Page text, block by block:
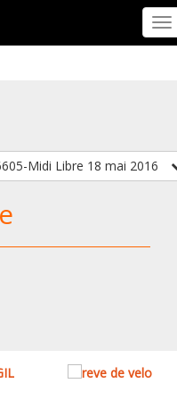
UN ARTICLE : 6605-Midi Libre 18 mai 2016